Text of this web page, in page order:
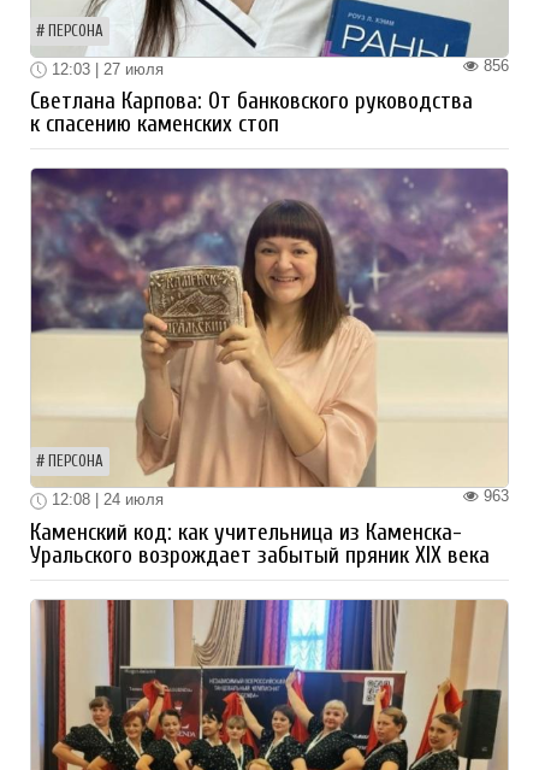
ПЕРСОНА
856
12:03 | 27 июля
Светлана Карпова: От банковского руководства
к спасению каменских стоп
ПЕРСОНА
963
12:08 | 24 июля
Каменский код: как учительница из Каменска-
Уральского возрождает забытый пряник XIX века